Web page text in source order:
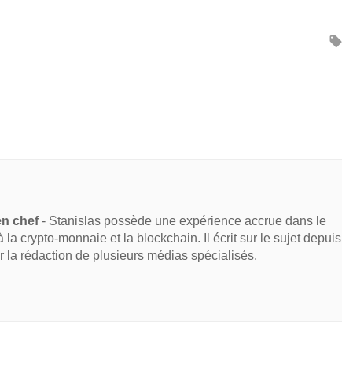
chef- Stanislas possède une expérience accrue dans le
la crypto-monnaie et la blockchain. Il écrit sur le sujet depuis
la rédaction de plusieurs médias spécialisés.